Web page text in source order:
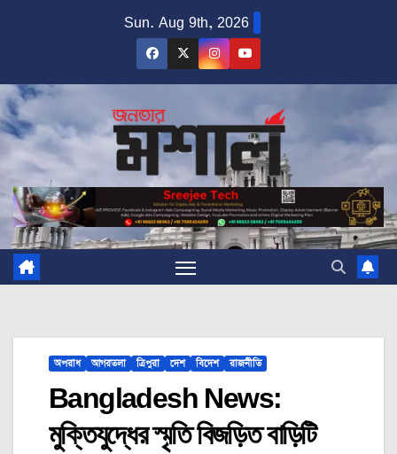
Sun. Aug 9th, 2026
অপরাধ আগরতলা ত্রিপুরা দেশ বিদেশ রাজনীতি
Bangladesh News:
মুক্তিযুদ্ধের স্মৃতি বিজড়িত বাড়িটি